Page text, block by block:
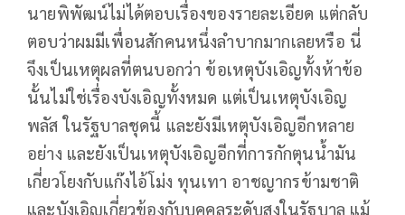
นายพิพัฒน์ไม่ได้ตอบเรื่องของรายละเอียด แต่กลับ
ตอบว่าผมมีเพื่อนสักคนหนึ่งลำบากมากเลยหรือ นี่
จึงเป็นเหตุผลที่ตนบอกว่า ข้อเหตุบังเอิญทั้งห้าข้อ
นั้นไม่ใช่เรื่องบังเอิญทั้งหมด แต่เป็นเหตุบังเอิญ
พลัส ในรัฐบาลชุดนี้ และยังมีเหตุบังเอิญอีกหลาย
อย่าง และยังเป็นเหตุบังเอิญอีกที่การกักตุนน้ำมัน
เกี่ยวโยงกับแก๊งไอ้โม่ง ทุนเทา อาชญากรข้ามชาติ
และบังเอิญเกี่ยวข้องกับบุคคลระดับสูงในรัฐบาล แม้